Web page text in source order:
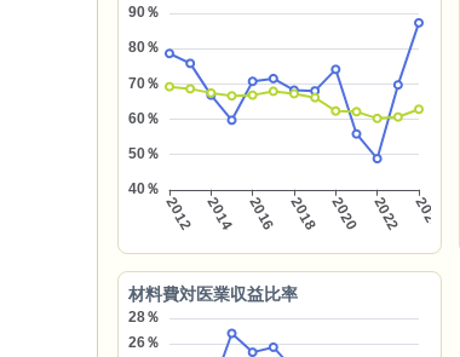
材料費対医業収益比率